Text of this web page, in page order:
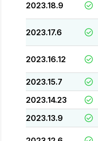
2023.18.9
2023.17.6
2023.16.12
2023.15.7
2023.14.23
2023.13.9